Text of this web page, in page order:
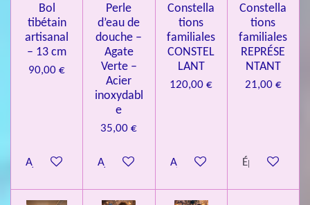
l
Bol
tibétain
artisanal
– 13 cm
90,00 €
Ajouter au panier
Perle
d’eau de
douche –
Agate
Verte –
Acier
inoxydabl
e
35,00 €
Ajouter au panier
Constella
tions
familiales
CONSTEL
LANT
120,00 €
Ajouter au panier
Constella
tions
familiales
REPRÉSE
NTANT
21,00 €
Épuisé